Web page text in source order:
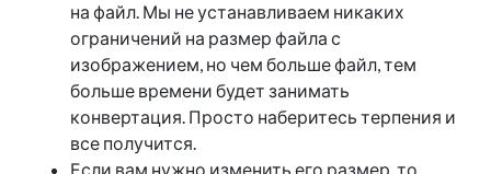
на файл. Мы не устанавливаем никаких
ограничений на размер файла с
изображением, но чем больше файл, тем
больше времени будет занимать
конвертация. Просто наберитесь терпения и
все получится.
Если вам нужно изменить его размер, то